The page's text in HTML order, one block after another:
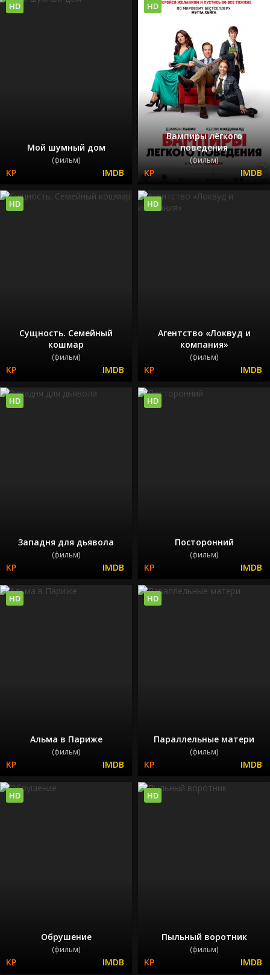
Мой шумный дом
(фильм)
HD
Вампиры лёгкого
поведения
(фильм)
HD
Сущность. Семейный
кошмар
(фильм)
HD
Агентство «Локвуд и
компания»
(фильм)
HD
Западня для дьявола
(фильм)
HD
Посторонний
(фильм)
HD
Альма в Париже
(фильм)
HD
Параллельные матери
(фильм)
HD
Обрушение
(фильм)
HD
Пыльный воротник
(фильм)
HD